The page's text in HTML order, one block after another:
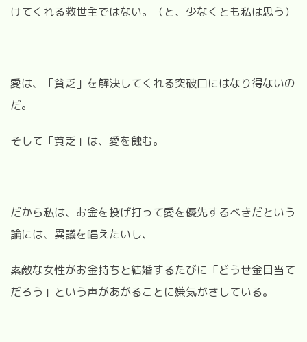
けてくれる救世主ではない。
（と、少なくとも私は思う）
愛は、「貧乏」を解決してくれる突破口にはなり得ないの
だ。
そして「貧乏」は、愛を蝕む。
だから私は、お金を投げ打って愛を優先するべきだという
論には、異議を唱えたいし、
素敵な女性がお金持ちと結婚するたびに「どうせ金目当て
だろう」という声があがることに嫌気がさしている。